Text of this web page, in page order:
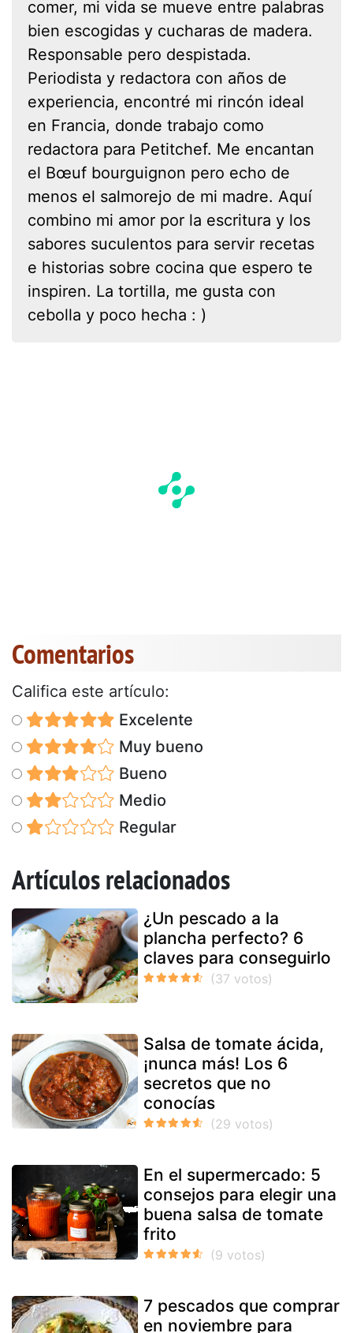
comer, mi vida se mueve entre palabras
bien escogidas y cucharas de madera.
Responsable pero despistada.
Periodista y redactora con años de
experiencia, encontré mi rincón ideal
en Francia, donde trabajo como
redactora para Petitchef. Me encantan
el Bœuf bourguignon pero echo de
menos el salmorejo de mi madre. Aquí
combino mi amor por la escritura y los
sabores suculentos para servir recetas
e historias sobre cocina que espero te
inspiren. La tortilla, me gusta con
cebolla y poco hecha : )
Comentarios
Califica este artículo:
Excelente
Muy bueno
Bueno
Medio
Regular
Artículos relacionados
¿Un pescado a la
plancha perfecto? 6
claves para conseguirlo
Salsa de tomate ácida,
¡nunca más! Los 6
secretos que no
conocías
En el supermercado: 5
consejos para elegir una
buena salsa de tomate
frito
7 pescados que comprar
en noviembre para